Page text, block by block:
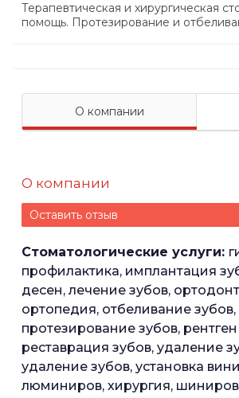
Терапевтическая и хирургическая
помощь. Протезирование и
О компании
О компании
Оставить отзыв
Стоматологические услуги:
профилактика, имплантация
десен, лечение зубов,
ортопедия, отбеливание зубов,
протезирование зубов, рентген
реставрация зубов, удаление
удаление зубов, установка
люминиров, хирургия,